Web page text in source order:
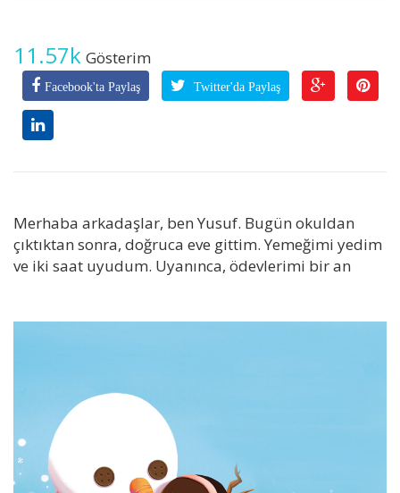
11.57k Gösterim
Facebook'ta Paylaş Twitter'da Paylaş
Merhaba arkadaşlar, ben Yusuf. Bugün okuldan
çıktıktan sonra, doğruca eve gittim. Yemeğimi yedim
ve iki saat uyudum. Uyanınca, ödevlerimi bir an